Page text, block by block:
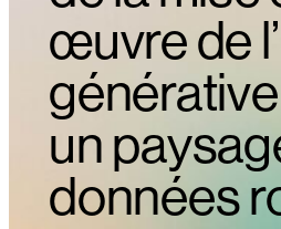
œuvre de
un
données